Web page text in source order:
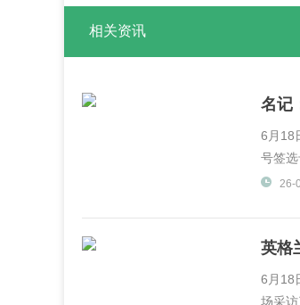
相关资讯
名记
6月18
号签选
26-
英格
6月18
场采访